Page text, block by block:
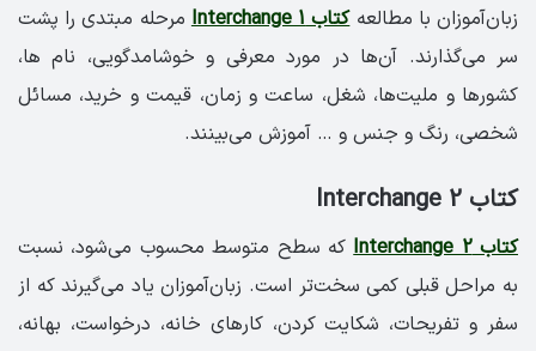
زبان‌آموزان با مطالعهکتاب Interchange 1
مرحله مبتدی را پشت
سر می‌گذارند. آن‌ها در مورد معرفی و خوشامدگویی، نام ها،
کشورها و ملیت‌ها، شغل، ساعت و زمان، قیمت و خرید، مسائل
شخصی، رنگ و جنس و … آموزش می‌بینند.
کتاب Interchange 2
کتاب Interchange 2
که سطح متوسط محسوب می‌شود، نسبت
به مراحل قبلی کمی سخت‌تر است. زبان‌آموزان یاد می‌گیرند که از
سفر و تفریحات، شکایت کردن، کارهای خانه، درخواست، بهانه،